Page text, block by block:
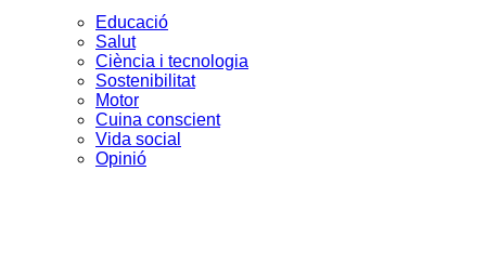
Educació
Salut
Ciència i tecnologia
Sostenibilitat
Motor
Cuina conscient
Vida social
Opinió